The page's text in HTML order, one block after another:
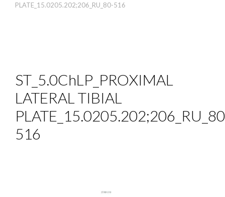
PLATE_15.0205.202;206_RU_80-516
ST_5.0ChLP_PROXIMAL
LATERAL TIBIAL
516